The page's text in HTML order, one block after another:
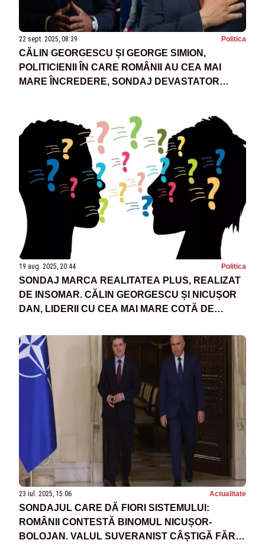
22 sept. 2025, 08:39 Politica
CĂLIN GEORGESCU ȘI GEORGE SIMION,
POLITICIENII ÎN CARE ROMÂNII AU CEA MAI
MARE ÎNCREDERE, SONDAJ DEVASTATOR
19 aug. 2025, 20:44 Politica
SONDAJ MARCA REALITATEA PLUS, REALIZAT
DE INSOMAR. CĂLIN GEORGESCU ȘI NICUȘOR
DAN, LIDERII CU CEA MAI MARE COTĂ DE
VOTURILOR PE BUCUREȘTI
23 iul. 2025, 15:06 Actualitate
SONDAJUL CARE DĂ FIORI SISTEMULUI:
ROMÂNII CONTESTĂ BINOMUL NICUȘOR-
BOLOJAN. VALUL SUVERANIST CÂȘTIGĂ FĂRĂ